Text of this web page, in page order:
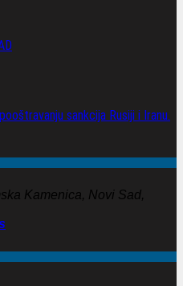
sankcija Rusiji i Iranu.
Kamenica, Novi Sad,